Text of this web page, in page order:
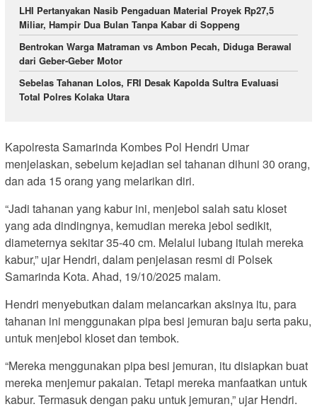
LHI Pertanyakan Nasib Pengaduan Material Proyek Rp27,5
Miliar, Hampir Dua Bulan Tanpa Kabar di Soppeng
Bentrokan Warga Matraman vs Ambon Pecah, Diduga Berawal
dari Geber-Geber Motor
Sebelas Tahanan Lolos, FRI Desak Kapolda Sultra Evaluasi
Total Polres Kolaka Utara
Kapolresta Samarinda Kombes Pol Hendri Umar
menjelaskan, sebelum kejadian sel tahanan dihuni 30 orang,
dan ada 15 orang yang melarikan diri.
“Jadi tahanan yang kabur ini, menjebol salah satu kloset
yang ada dindingnya, kemudian mereka jebol sedikit,
diameternya sekitar 35-40 cm. Melalui lubang itulah mereka
kabur,” ujar Hendri, dalam penjelasan resmi di Polsek
Samarinda Kota. Ahad, 19/10/2025 malam.
Hendri menyebutkan dalam melancarkan aksinya itu, para
tahanan ini menggunakan pipa besi jemuran baju serta paku,
untuk menjebol kloset dan tembok.
“Mereka menggunakan pipa besi jemuran, itu disiapkan buat
mereka menjemur pakaian. Tetapi mereka manfaatkan untuk
kabur. Termasuk dengan paku untuk jemuran,” ujar Hendri.